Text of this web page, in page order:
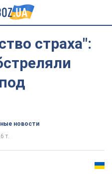
страха":
новости
т.